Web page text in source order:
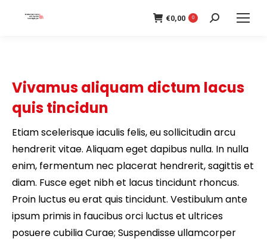
€0,00 0 Search:
Vivamus aliquam dictum lacus
quis tincidun
Etiam scelerisque iaculis felis, eu sollicitudin arcu
hendrerit vitae. Aliquam eget dapibus nulla. In nulla
enim, fermentum nec placerat hendrerit, sagittis et
diam. Fusce eget nibh et lacus tincidunt rhoncus.
Proin luctus eu erat quis tincidunt. Vestibulum ante
ipsum primis in faucibus orci luctus et ultrices
posuere cubilia Curae; Suspendisse ullamcorper